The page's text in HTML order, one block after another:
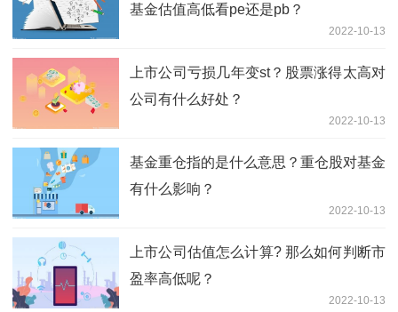
基金估值高低看pe还是pb？
2022-10-13
上市公司亏损几年变st？股票涨得太高对
公司有什么好处？
2022-10-13
基金重仓指的是什么意思？重仓股对基金
有什么影响？
2022-10-13
上市公司估值怎么计算? 那么如何判断市
盈率高低呢？
2022-10-13